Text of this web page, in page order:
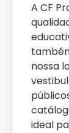
A CF
nossa
ideal